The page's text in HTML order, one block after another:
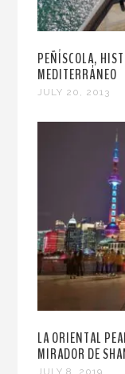
PEÑÍSCOLA,
MEDITERRÁNEO
JULY 20, 2013
LA ORIENTAL
MIRADOR DE
JULY 8, 2019